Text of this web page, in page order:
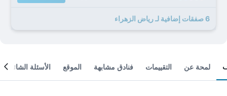
6 صفقات إضافية لـ رياض الزهراء
لمحة عن التقييمات فنادق مشابهة الموقع الأسئلة الشائعة